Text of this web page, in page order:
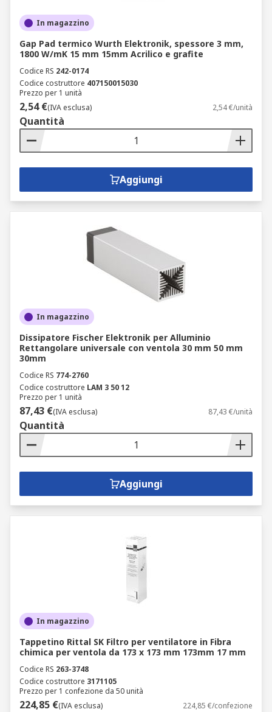
In magazzino
Gap Pad termico Wurth Elektronik, spessore 3 mm,
1800 W/mK 15 mm 15mm Acrilico e grafite
Codice RS 242-0174
Codice costruttore 407150015030
Prezzo per 1 unità
2,54 €(IVA esclusa) 2,54 €/unità
Quantità
Aggiungi
In magazzino
Dissipatore Fischer Elektronik per Alluminio
Rettangolare universale con ventola 30 mm 50 mm
30mm
Codice RS 774-2760
Codice costruttore LAM 3 50 12
Prezzo per 1 unità
87,43 €(IVA esclusa) 87,43 €/unità
Quantità
Aggiungi
In magazzino
Tappetino Rittal SK Filtro per ventilatore in Fibra
chimica per ventola da 173 x 173 mm 173mm 17 mm
Codice RS 263-3748
Codice costruttore 3171105
Prezzo per 1 confezione da 50 unità
224,85 €(IVA esclusa) 224,85 €/confezione